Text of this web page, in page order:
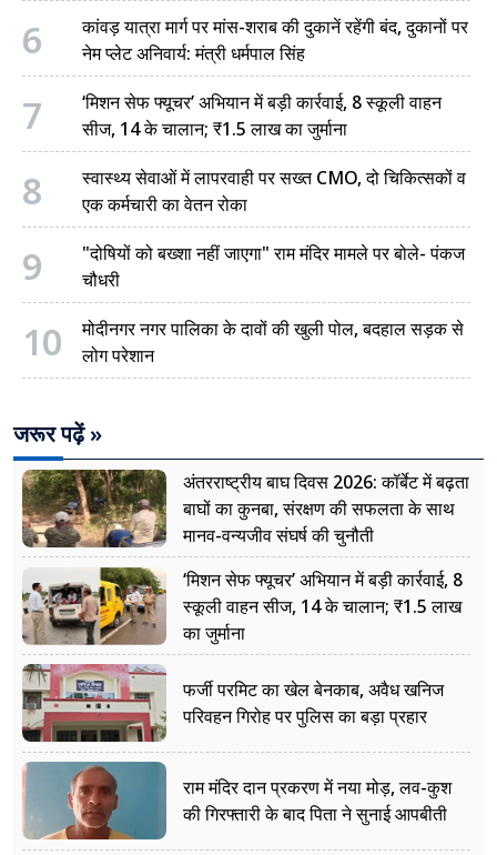
6
कांवड़ यात्रा मार्ग पर मांस-शराब की दुकानें रहेंगी बंद, दुकानों पर
नेम प्लेट अनिवार्य: मंत्री धर्मपाल सिंह
7
‘मिशन सेफ फ्यूचर’ अभियान में बड़ी कार्रवाई, 8 स्कूली वाहन
सीज, 14 के चालान; ₹1.5 लाख का जुर्माना
8
स्वास्थ्य सेवाओं में लापरवाही पर सख्त CMO, दो चिकित्सकों व
एक कर्मचारी का वेतन रोका
9
"दोषियों को बख्शा नहीं जाएगा" राम मंदिर मामले पर बोले- पंकज
चौधरी
10
मोदीनगर नगर पालिका के दावों की खुली पोल, बदहाल सड़क से
लोग परेशान
जरूर पढ़ें »
अंतरराष्ट्रीय बाघ दिवस 2026: कॉर्बेट में बढ़ता
बाघों का कुनबा, संरक्षण की सफलता के साथ
मानव-वन्यजीव संघर्ष की चुनौती
‘मिशन सेफ फ्यूचर’ अभियान में बड़ी कार्रवाई, 8
स्कूली वाहन सीज, 14 के चालान; ₹1.5 लाख
का जुर्माना
फर्जी परमिट का खेल बेनकाब, अवैध खनिज
परिवहन गिरोह पर पुलिस का बड़ा प्रहार
राम मंदिर दान प्रकरण में नया मोड़, लव-कुश
की गिरफ्तारी के बाद पिता ने सुनाई आपबीती